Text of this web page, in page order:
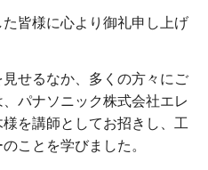
皆様に心より御礼申し上げ
せるなか、多くの方々にご
パナソニック株式会社エレ
を講師としてお招きし、工
ことを学びました。